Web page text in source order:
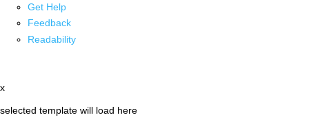
Get Help
Feedback
Readability
x
selected template will load here